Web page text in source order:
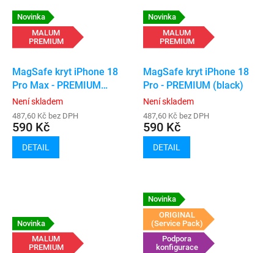
Novinka
MALUM
PREMIUM
MagSafe kryt iPhone 18
Pro Max - PREMIUM
(transparent)
Není skladem
487,60 Kč bez DPH
590 Kč
DETAIL
Novinka
MALUM
PREMIUM
MagSafe kryt iPhone 18
Pro - PREMIUM (black)
Není skladem
487,60 Kč bez DPH
590 Kč
DETAIL
Novinka
MALUM
PREMIUM
Novinka
ORIGINAL
(Service Pack)
Podpora
konfigurace